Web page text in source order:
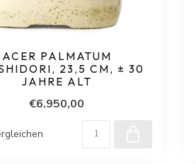
ACER PALMATUM
23,5 CM, ± 30
JAHRE ALT
€6.950,00